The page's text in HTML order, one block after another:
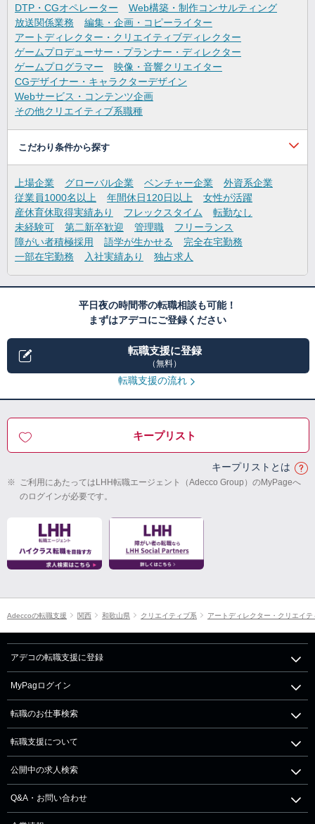
DTP・CGオペレーター
Web構築・制作コンサルティング
放送関係業務
編集・企画・コピーライター
アートディレクター・クリエイティブディレクター
ゲームプロデューサー・プランナー・ディレクター
ゲームプログラマー
映像・音響クリエイター
CGデザイナー・キャラクターデザイン
Webサービス・コンテンツ企画
その他クリエイティブ系職種
こだわり条件から探す
上場企業 グローバル企業 ベンチャー企業
外資系企業
従業員1000名以上
年間休日120日以上
女性が活躍
産休育休取得実績あり
フレックスタイム
転勤なし
未経験可
第二新卒歓迎 管理職
フリーランス
障がい者積極採用
語学が生かせる
完全在宅勤務
一部在宅勤務
入社実績あり 独占求人
平日夜の時間帯の転職相談も可能！
まずはアデコにご登録ください
転職支援に登録
（無料）
転職支援の流れ
キープリスト
キープリストとは
※ ご利用にあたってはLHH転職エージェント（Adecco Group）のMyPageへ
のログインが必要です。
Adeccoの転職支援 関西 和歌山県 クリエイティブ系 アートディレクター・クリエイ
アデコの転職支援に登録
MyPagログイン
転職のお仕事検索
転職支援について
公開中の求人検索
Q&A・お問い合わせ